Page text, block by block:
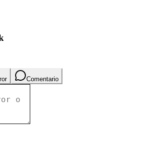
Comentario